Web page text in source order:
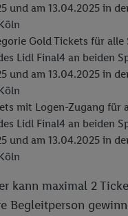
und am 13.04.2025 in
Gold Tickets für alle
Lidl Final4 an beiden
und am 13.04.2025 in
mit Logen-Zugang für
Lidl Final4 an beiden
und am 13.04.2025 in
kann maximal 2
Begleitperson